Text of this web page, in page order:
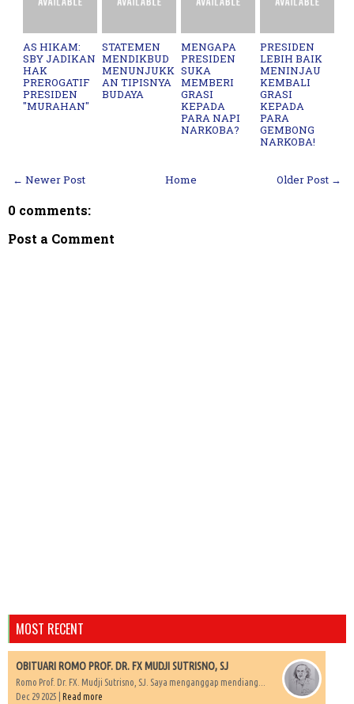
AS HIKAM:
SBY JADIKAN
HAK
PREROGATIF
PRESIDEN
"MURAHAN"
STATEMEN
MENDIKBUD
MENUNJUKK
AN TIPISNYA
BUDAYA
MENGAPA
PRESIDEN
SUKA
MEMBERI
GRASI
KEPADA
PARA NAPI
NARKOBA?
PRESIDEN
LEBIH BAIK
MENINJAU
KEMBALI
GRASI
KEPADA
PARA
GEMBONG
NARKOBA!
← Newer Post Older Post →
Home
0 comments:
Post a Comment
MOST RECENT
OBITUARI ROMO PROF. DR. FX MUDJI SUTRISNO, SJ
Romo Prof. Dr. FX. Mudji Sutrisno, SJ. Saya menganggap mendiang...
Dec 29 2025 | Read more